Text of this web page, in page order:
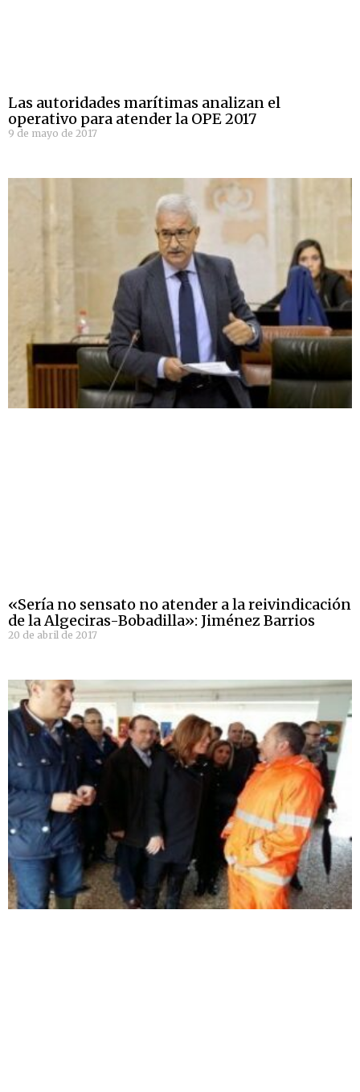
Las autoridades marítimas analizan el
operativo para atender la OPE 2017
9 de mayo de 2017
«Sería no sensato no atender a la reivindicación
de la Algeciras-Bobadilla»: Jiménez Barrios
20 de abril de 2017